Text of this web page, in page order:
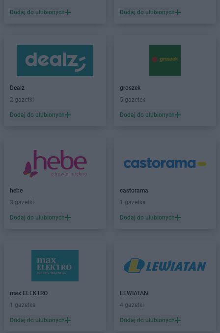
Dodaj do ulubionych Dodaj do ulubionych
Dealz
2 gazetki
Dodaj do ulubionych
groszek
5 gazetek
Dodaj do ulubionych
hebe
3 gazetki
Dodaj do ulubionych
castorama
1 gazetka
Dodaj do ulubionych
max ELEKTRO
1 gazetka
Dodaj do ulubionych
LEWIATAN
4 gazetki
Dodaj do ulubionych